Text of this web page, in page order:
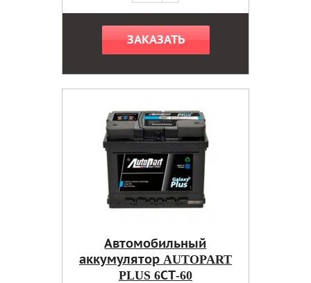
ЗАКАЗАТЬ
Автомобильный
аккумулятор AUTOPART
PLUS 6СТ-60